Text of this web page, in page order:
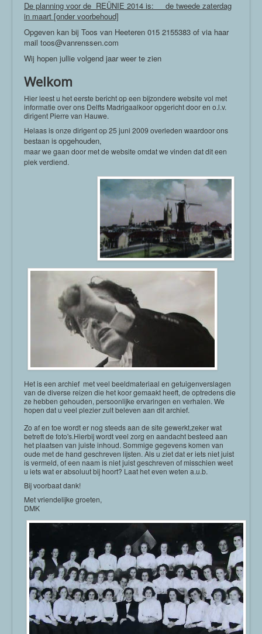
De planning voor de REÜNIE 2014 is: de tweede zaterdag
in maart [onder voorbehoud]
Opgeven kan bij Toos van Heeteren 015 2155383 of via haar
mail toos@vanrenssen.com
Wij hopen jullie volgend jaar weer te zien
Welkom
Hier leest u het eerste bericht op een bijzondere website vol met
informatie over ons Delfts Madrigaalkoor opgericht door en o.l.v.
dirigent Pierre van Hauwe.
Helaas is onze dirigent op 25 juni 2009 overleden waardoor ons
bestaan isopgehouden,
maar we gaan door met de website omdat we vinden dat dit een
plek verdiend.
Het is een archief met veel beeldmateriaal en getuigenverslagen
van de diverse reizen die het koor gemaakt heeft, de optredens die
ze hebben gehouden, persoonlijke ervaringen en verhalen. We
hopen dat u veel plezier zult beleven aan dit archief.
Zo af en toe wordt er nog steeds aan de site gewerkt,zeker wat
betreft de foto's.Hierbij wordt veel zorg en aandacht besteed aan
het plaatsen van juiste inhoud. Sommige gegevens komen van
oude met de hand geschreven lijsten. Als u ziet dat er iets niet juist
is vermeld, of een naam is niet juist geschreven of misschien weet
u iets wat er absoluut bij hoort? Laat het even weten a.u.b.
Bij voorbaat dank!
Met vriendelijke groeten,
DMK